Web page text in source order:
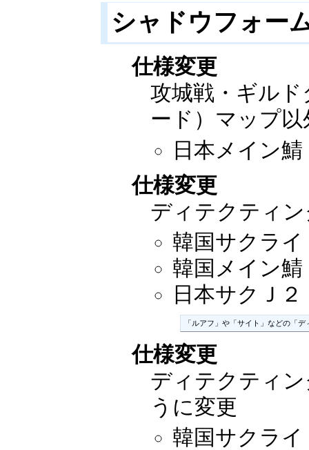
シャドウフォー
仕様変更
攻城戦・ギル
ード）マップ
日本メイン
仕様変更
ディテクティ
韓国サクライ
韓国メイン鯖
日本サクＪ
「ルアフ」や「サイト」などの「
仕様変更
ディテクティ
うに変更
韓国サクライ